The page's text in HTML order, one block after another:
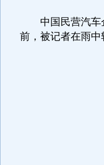
中国民营汽车
前，被记者在雨中